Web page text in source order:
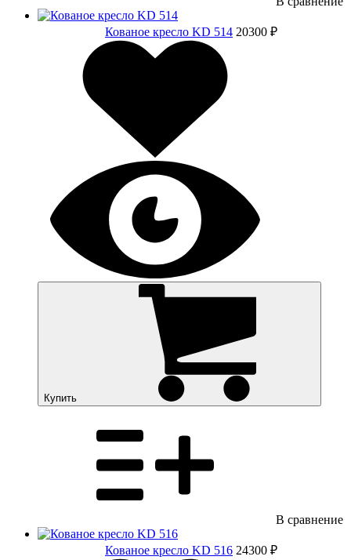
Кованое кресло KD 514 20300 ₽
Купить
В сравнение
Кованое кресло KD 516 24300 ₽